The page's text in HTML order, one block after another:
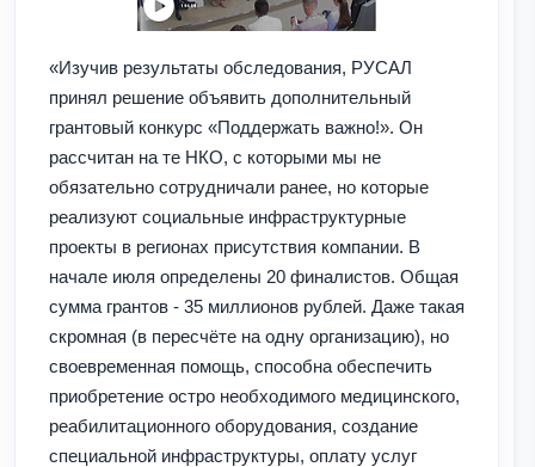
«Изучив результаты обследования, РУСАЛ
принял решение объявить дополнительный
грантовый конкурс «Поддержать важно!». Он
рассчитан на те НКО, с которыми мы не
обязательно сотрудничали ранее, но которые
реализуют социальные инфраструктурные
проекты в регионах присутствия компании. В
начале июля определены 20 финалистов. Общая
сумма грантов - 35 миллионов рублей. Даже такая
скромная (в пересчёте на одну организацию), но
своевременная помощь, способна обеспечить
приобретение остро необходимого медицинского,
реабилитационного оборудования, создание
специальной инфраструктуры, оплату услуг